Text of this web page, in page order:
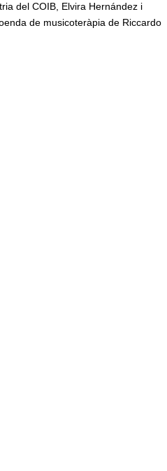
del COIB, Elvira Hernández i
de musicoteràpia de Riccardo